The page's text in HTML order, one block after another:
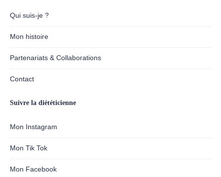
Qui suis-je ?
Mon histoire
Partenariats & Collaborations
Contact
Suivre la diététicienne
Mon Instagram
Mon Tik Tok
Mon Facebook